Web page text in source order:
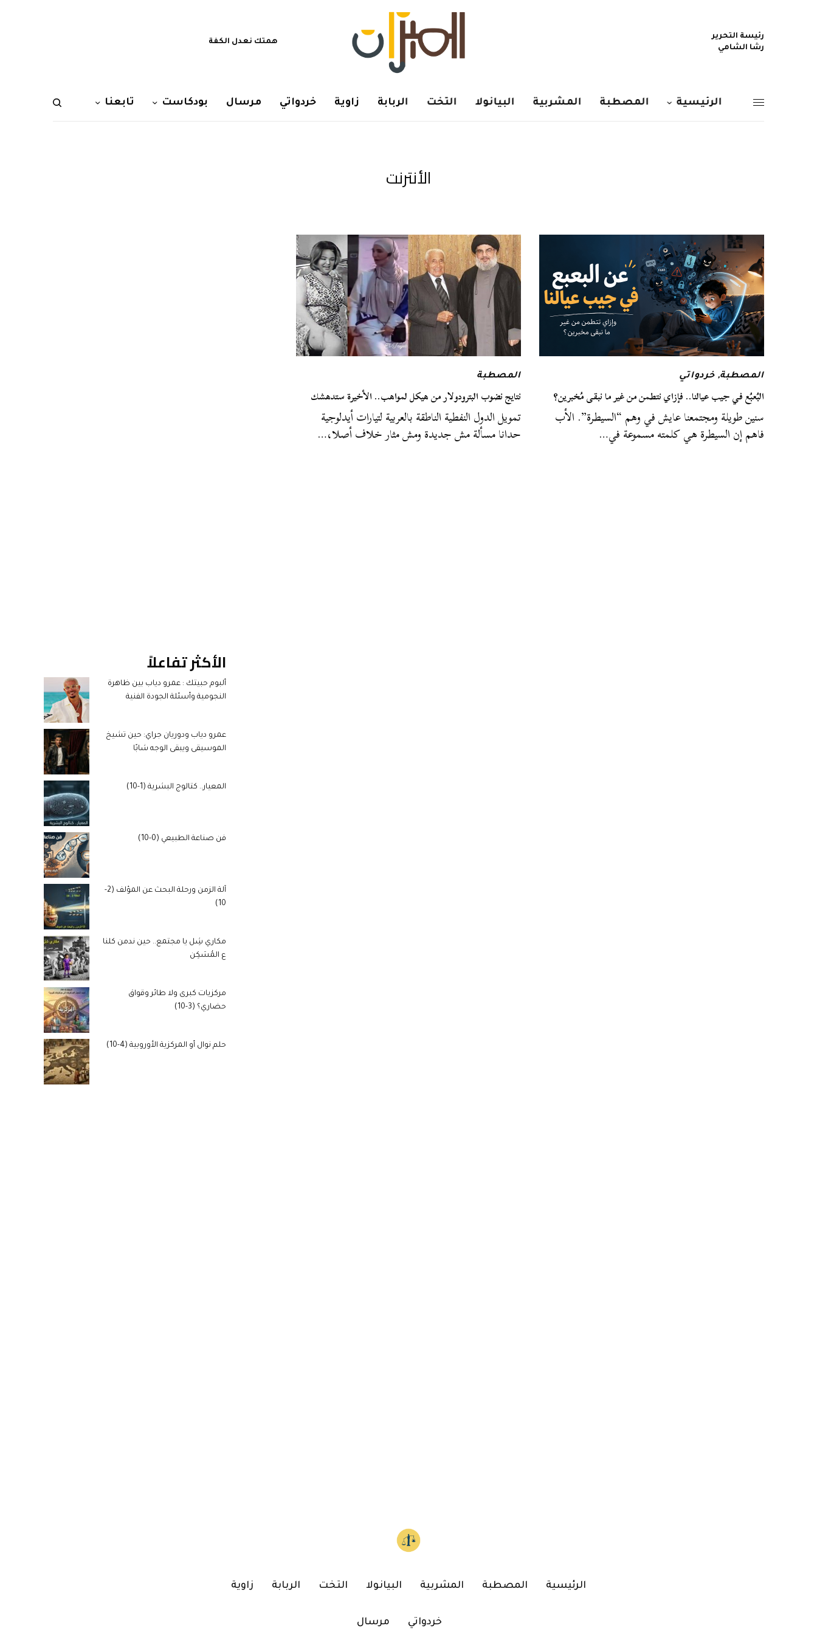
رئيسة التحرير
رشا الشامي
همتك نعدل الكفة
الرئيسية المصطبة المشربية البيانولا التخت الربابة زاوية خردواتي مرسال بودكاست تابعنا
الأنترنت
المصطبة,خردواتي
البُعبُع في جيب عيالنا.. فإزاي نتطمن من غير ما نبقى مُخبرين؟
سنين طويلة ومجتمعنا عايش في وهم “السيطرة”. الأب
فاهم إن السيطرة هي كلمته مسموعة في…
المصطبة
نتايج نضوب البترودولار من هيكل لمواهب.. الأخيرة ستدهشك
تمويل الدول النفطية الناطقة بالعربية لتيارات أيدلوجية
حدانا مسألة مش جديدة ومش مثار خلاف أصلا،…
الأكثر تفاعلاً
ألبوم حبيتك : عمرو دياب بين ظاهرة
النجومية وأسئلة الجودة الفنية
عمرو دياب ودوريان جراي: حين تشيخ
الموسيقى ويبقى الوجه شابًا
المعيار.. كتالوج البشرية (1-10)
فن صناعة الطبيعي (0-10)
آلة الزمن ورحلة البحث عن المؤلف (2-
10)
مكاري شِل يا مجتمع.. حين ندمن كلنا
ع المُسَكِن
مركزيات كبرى ولا طائر وقواق
حضاري؟ (3-10)
حلم نوال أو المركزية الأوروبية (4-10)
الرئيسية المصطبة المشربية البيانولا التخت الربابة زاوية
خردواتي مرسال